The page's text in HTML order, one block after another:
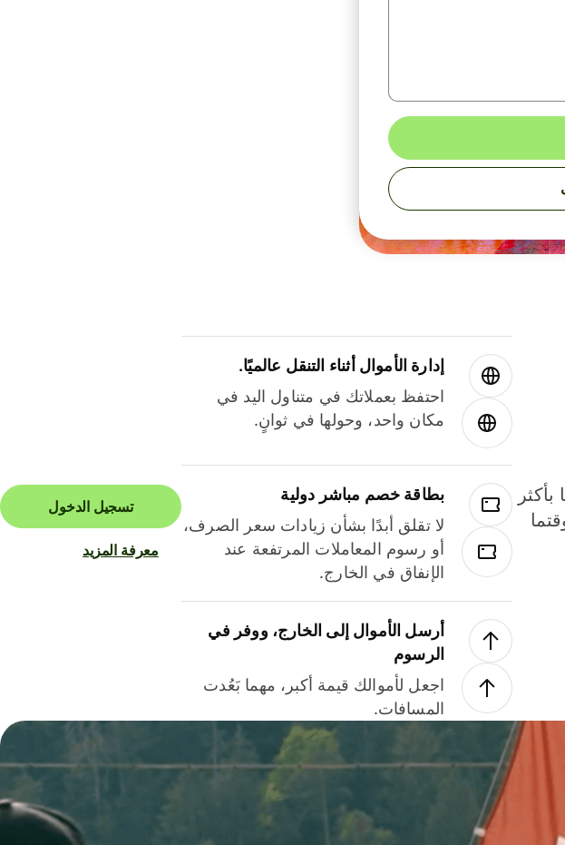
إدارة الأموال أثناء التنقل عالميًا.
احتفظ بعملاتك في متناول اليد في
مكان واحد، وحولها في ثوانٍ.
بطاقة خصم مباشر دولية
لا تقلق أبدًا بشأن زيادات سعر الصرف،
أو رسوم المعاملات المرتفعة عند
الإنفاق في الخارج.
أرسل الأموال إلى الخارج، ووفر في
الرسوم
اجعل لأموالك قيمة أكبر، مهما بَعُدت
المسافات.
تسجيل الدخول
معرفة المزيد